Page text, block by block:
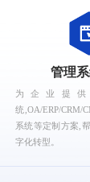
管理
为企业提
统,OA/ERP/CRM/
系统等定制方案,
字化转型。